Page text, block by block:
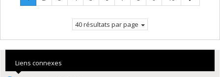
Page
suivante
40 résultats par page
Liens connexes